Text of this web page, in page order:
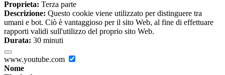
Proprieta: Terza parte
Descrizione: Questo cookie viene utilizzato per distinguere tra
umani e bot. Ciò è vantaggioso per il sito Web, al fine di effettuare
rapporti validi sull'utilizzo del proprio sito Web.
Durata: 30 minuti
www.youtube.com
Nome